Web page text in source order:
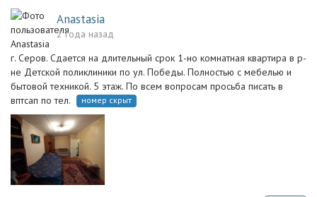
Anastasia
2 года назад
г. Серов. Сдается на длительный срок 1-но комнатная квартира в р-
не Детской поликлиники по ул. Победы. Полностью с мебелью и
бытовой техникой. 5 этаж. По всем вопросам просьба писать в
вптсап по тел.
номер скрыт